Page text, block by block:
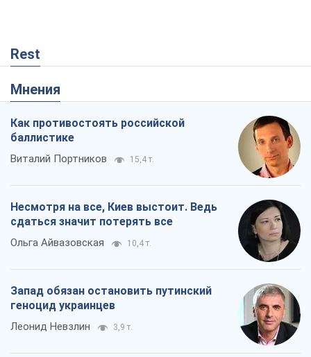
Rest
Мнения
Как противостоять российской
баллистике
Виталий Портников 15,4 т.
Несмотря на все, Киев выстоит. Ведь
сдаться значит потерять все
Ольга Айвазовская 10,4 т.
Запад обязан остановить путинский
геноцид украинцев
Леонид Невзлин 3,9 т.